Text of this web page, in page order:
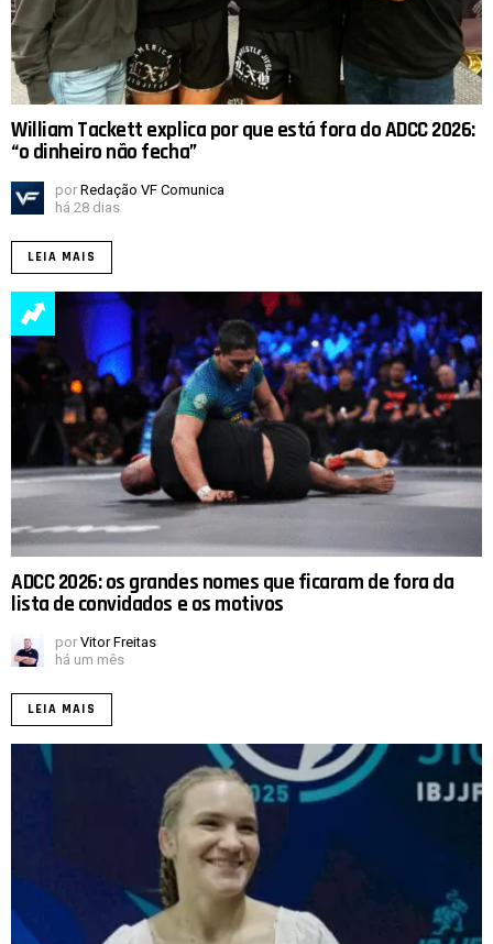
William Tackett explica por que está fora do ADCC 2026:
“o dinheiro não fecha”
por Redação VF Comunica
há 28 dias
LEIA MAIS
ADCC 2026: os grandes nomes que ficaram de fora da
lista de convidados e os motivos
por Vitor Freitas
há um mês
LEIA MAIS